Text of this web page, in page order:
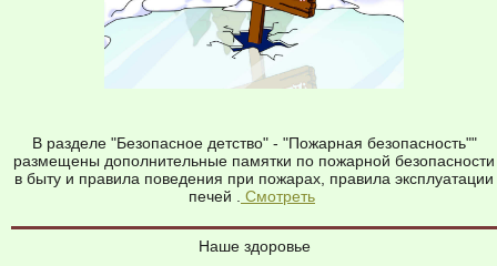
В разделе "Безопасное детство" - "Пожарная безопасность""
размещены дополнительные памятки по пожарной безопасности
в быту и правила поведения при пожарах, правила эксплуатации
печей . Смотреть
Наше здоровье